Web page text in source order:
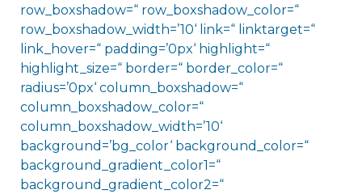
row_boxshadow=“ row_boxshadow_color=“
row_boxshadow_width=’10‘ link=“ linktarget=“
link_hover=“ padding=’0px‘ highlight=“
highlight_size=“ border=“ border_color=“
radius=’0px‘ column_boxshadow=“
column_boxshadow_color=“
column_boxshadow_width=’10‘
background=’bg_color‘ background_color=“
background_gradient_color1=“
background_gradient_color2=“